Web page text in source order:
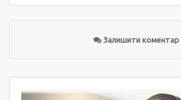
Залишити коментар